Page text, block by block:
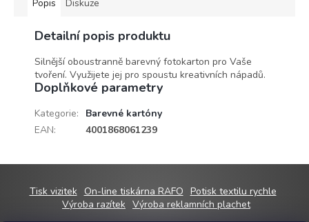
Popis Diskuze
Detailní popis produktu
Silnější oboustranně barevný fotokarton pro Vaše
tvoření. Využijete jej pro spoustu kreativních nápadů.
Doplňkové parametry
Kategorie:
Barevné kartóny
EAN: 4001868061239
Tisk vizitek On-line tiskárna RAFO Potisk textilu rychle
Výroba razítek Výroba reklamních plachet